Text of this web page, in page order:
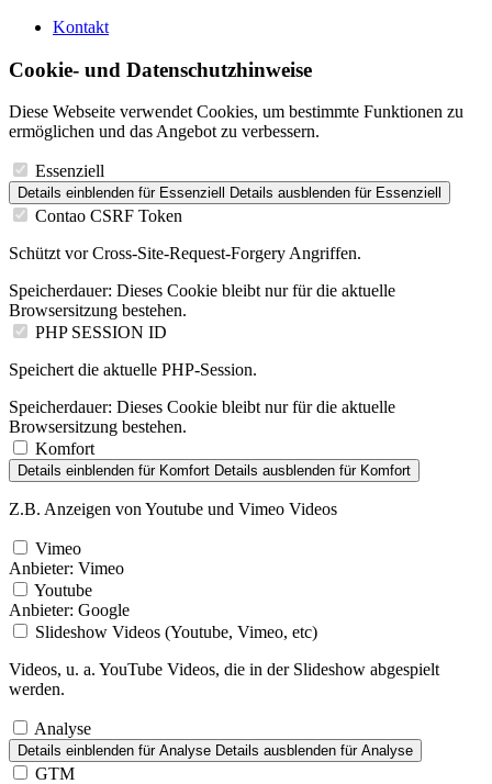
Kontakt
Cookie- und Datenschutzhinweise
Diese Webseite verwendet Cookies, um bestimmte Funktionen zu
ermöglichen und das Angebot zu verbessern.
Essenziell
Details einblenden für Essenziell Details ausblenden für Essenziell
Contao CSRF Token
Schützt vor Cross-Site-Request-Forgery Angriffen.
Speicherdauer: Dieses Cookie bleibt nur für die aktuelle
Browsersitzung bestehen.
PHP SESSION ID
Speichert die aktuelle PHP-Session.
Speicherdauer: Dieses Cookie bleibt nur für die aktuelle
Browsersitzung bestehen.
Komfort
Details einblenden für Komfort Details ausblenden für Komfort
Z.B. Anzeigen von Youtube und Vimeo Videos
Vimeo
Anbieter: Vimeo
Youtube
Anbieter: Google
Slideshow Videos (Youtube, Vimeo, etc)
Videos, u. a. YouTube Videos, die in der Slideshow abgespielt
werden.
Analyse
Details einblenden für Analyse Details ausblenden für Analyse
GTM